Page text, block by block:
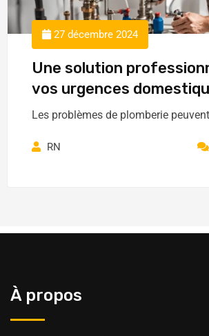
27 décembre 2024
Une solution
vos urgences
Les problèmes de plomberie
RN
À propos